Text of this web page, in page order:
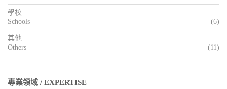
學校
Schools
(6)
其他
Others
(11)
專業領域 / EXPERTISE